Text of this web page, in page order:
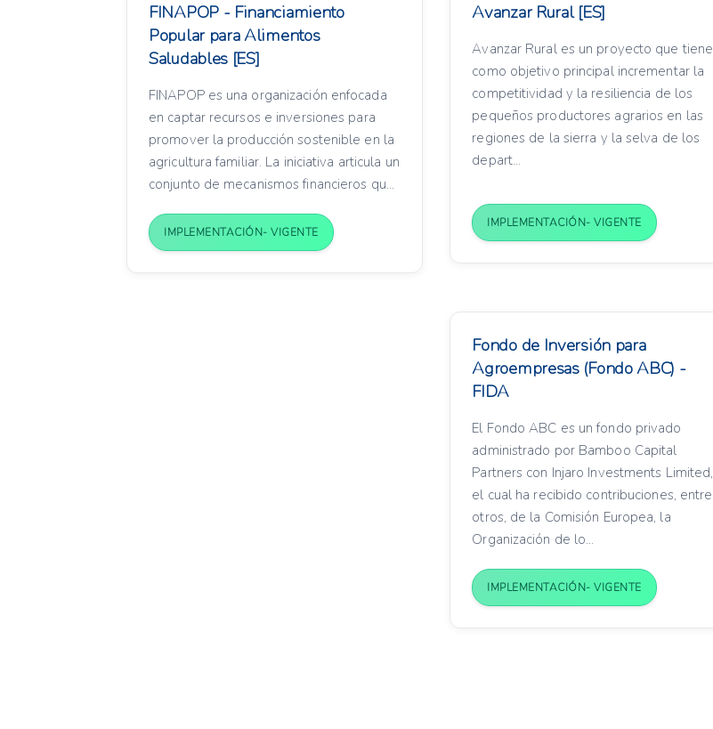
FINAPOP - Financiamiento
Popular para Alimentos
Saludables [ES]
FINAPOP es una organización enfocada
en captar recursos e inversiones para
promover la producción sostenible en la
agricultura familiar. La iniciativa articula un
conjunto de mecanismos financieros qu...
IMPLEMENTACIÓN- VIGENTE
Avanzar Rural [ES]
Avanzar Rural es un proyecto que tiene
como objetivo principal incrementar la
competitividad y la resiliencia de los
pequeños productores agrarios en las
regiones de la sierra y la selva de los
depart...
IMPLEMENTACIÓN- VIGENTE
Fondo de Inversión para
Agroempresas (Fondo ABC) -
FIDA
El Fondo ABC es un fondo privado
administrado por Bamboo Capital
Partners con Injaro Investments Limited,
el cual ha recibido contribuciones, entre
otros, de la Comisión Europea, la
Organización de lo...
IMPLEMENTACIÓN- VIGENTE